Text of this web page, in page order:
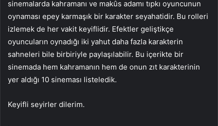
sinemalarda kahramanı ve makûs adamı tıpkı oyuncunun
oynaması epey karmaşık bir karakter seyahatidir. Bu rolleri
izlemek de her vakit keyiflidir. Efektler geliştikçe
oyuncuların oynadığı iki yahut daha fazla karakterin
sahneleri bile birbiriyle paylaşılabilir. Bu içerikte bir
sinemada hem kahramanın hem de onun zıt karakterinin
yer aldığı 10 sineması listeledik.
Keyifli seyirler dilerim.